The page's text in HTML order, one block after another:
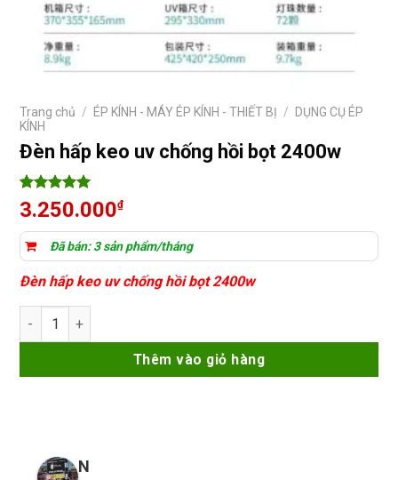
Trang chủ / ÉP KÍNH - MÁY ÉP KÍNH - THIẾT BỊ /
DỤNG CỤ ÉP
KÍNH
Đèn hấp keo uv chống hồi bọt 2400w
5trên 5
dựa trên
5
đánh giá
3.250.000₫
Đã bán: 3 sản phẩm/tháng
Đèn hấp keo uv chống hồi bọt 2400w
Đèn hấp keo uv chống hồi bọt 2400w số lượng
Thêm vào giỏ hàng
N